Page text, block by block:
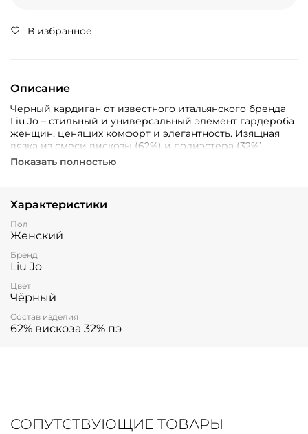
В избранное
Описание
Черный кардиган от известного итальянского бренда
Liu Jo – стильный и универсальный элемент гардероба
женщин, ценящих комфорт и элегантность. Изящная
вязка из смеси вискозы (62%) и полиэстера (32%),
которая сохраняет форму и цвет даже после
Показать полностью
Характеристики
Пол
Женский
Бренд
Liu Jo
Цвет
Чёрный
Состав изделия
62% вискоза 32% пэ
СОПУТСТВУЮЩИЕ ТОВАРЫ